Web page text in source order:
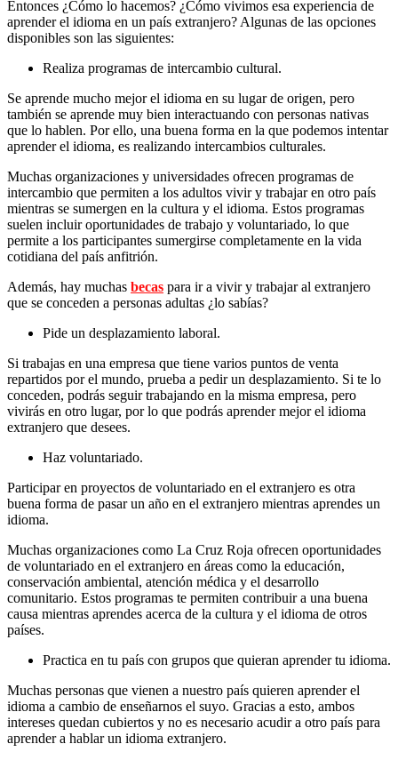
Entonces ¿Cómo lo hacemos? ¿Cómo vivimos esa experiencia de
aprender el idioma en un país extranjero? Algunas de las opciones
disponibles son las siguientes:
Realiza programas de intercambio cultural.
Se aprende mucho mejor el idioma en su lugar de origen, pero
también se aprende muy bien interactuando con personas nativas
que lo hablen. Por ello, una buena forma en la que podemos intentar
aprender el idioma, es realizando intercambios culturales.
Muchas organizaciones y universidades ofrecen programas de
intercambio que permiten a los adultos vivir y trabajar en otro país
mientras se sumergen en la cultura y el idioma. Estos programas
suelen incluir oportunidades de trabajo y voluntariado, lo que
permite a los participantes sumergirse completamente en la vida
cotidiana del país anfitrión.
Además, hay muchas becas para ir a vivir y trabajar al extranjero
que se conceden a personas adultas ¿lo sabías?
Pide un desplazamiento laboral.
Si trabajas en una empresa que tiene varios puntos de venta
repartidos por el mundo, prueba a pedir un desplazamiento. Si te lo
conceden, podrás seguir trabajando en la misma empresa, pero
vivirás en otro lugar, por lo que podrás aprender mejor el idioma
extranjero que desees.
Haz voluntariado.
Participar en proyectos de voluntariado en el extranjero es otra
buena forma de pasar un año en el extranjero mientras aprendes un
idioma.
Muchas organizaciones como La Cruz Roja ofrecen oportunidades
de voluntariado en el extranjero en áreas como la educación,
conservación ambiental, atención médica y el desarrollo
comunitario. Estos programas te permiten contribuir a una buena
causa mientras aprendes acerca de la cultura y el idioma de otros
países.
Practica en tu país con grupos que quieran aprender tu idioma.
Muchas personas que vienen a nuestro país quieren aprender el
idioma a cambio de enseñarnos el suyo. Gracias a esto, ambos
intereses quedan cubiertos y no es necesario acudir a otro país para
aprender a hablar un idioma extranjero.